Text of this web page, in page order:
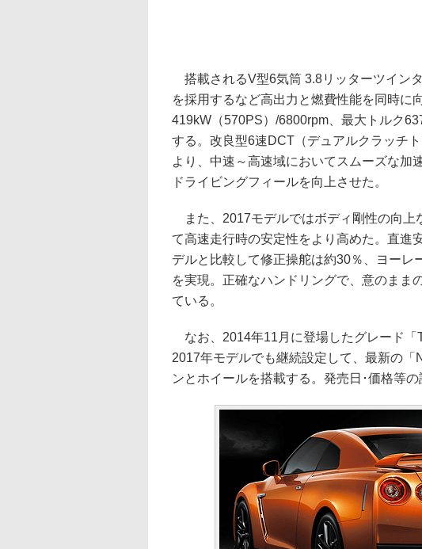
搭載されるV型6気筒 3.8リッターツイン
を採用するなど高出力と燃費性能を同時に
419kW（570PS）/6800rpm、最大トルク
する。改良型6速DCT（デュアルクラッチ
より、中速～高速域においてスムーズな加
ドライビングフィールを向上させた。
また、2017モデルではボディ剛性の向上
て高速走行時の安定性をより高めた。直進
デルと比較して修正操舵は約30％、ヨーレ
を実現。正確なハンドリングで、意のまま
ている。
なお、2014年11月に登場したグレード「
2017年モデルでも継続設定して、最新の「
ンとホイールを搭載する。発売日･価格等の